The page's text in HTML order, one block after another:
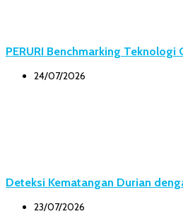
PERURI Benchmarking Teknologi
24/07/2026
Deteksi Kematangan Durian
23/07/2026